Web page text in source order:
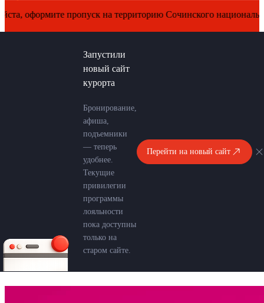
пропуск на территорию Сочинского национального
Запустили
новый сайт
курорта
Бронирование,
афиша,
подъемники
— теперь
удобнее.
Текущие
привилегии
программы
лояльности
пока доступны
только на
старом сайте.
Перейти на новый сайт